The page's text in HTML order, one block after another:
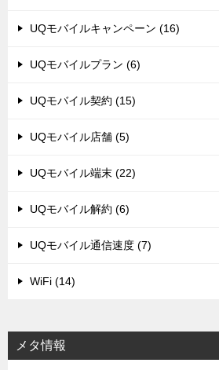
UQモバイルキャンペーン (16)
UQモバイルプラン (6)
UQモバイル契約 (15)
UQモバイル店舗 (5)
UQモバイル端末 (22)
UQモバイル解約 (6)
UQモバイル通信速度 (7)
WiFi (14)
メタ情報